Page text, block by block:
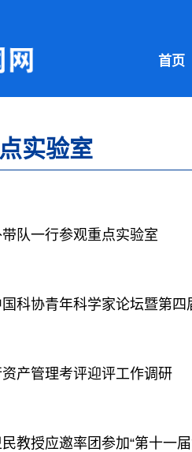
首页
实验室
队一行参观重点实验室
科协青年科学家论坛暨第
产管理考评迎评工作调研
教授应邀率团参加“第十一